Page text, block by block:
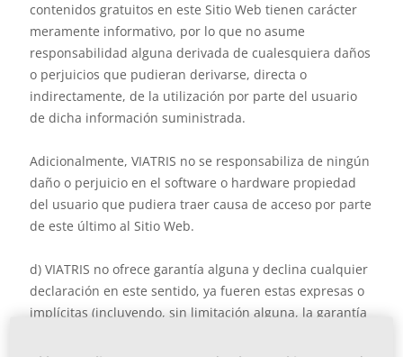
contenidos gratuitos en este Sitio Web tienen carácter
meramente informativo, por lo que no asume
responsabilidad alguna derivada de cualesquiera daños
o perjuicios que pudieran derivarse, directa o
indirectamente, de la utilización por parte del usuario
de dicha información suministrada.
Adicionalmente, VIATRIS no se responsabiliza de ningún
daño o perjuicio en el software o hardware propiedad
del usuario que pudiera traer causa de acceso por parte
de este último al Sitio Web.
d) VIATRIS no ofrece garantía alguna y declina cualquier
declaración en este sentido, ya fueren estas expresas o
implícitas (incluyendo, sin limitación alguna, la garantía